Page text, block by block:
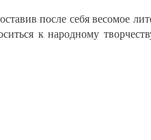
после себя весомое
к народному